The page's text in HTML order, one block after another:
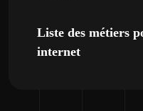
Liste des métiers
internet